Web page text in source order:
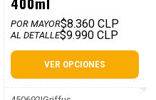
POR MAYOR$8.360 CLP
AL DETALLE$9.990 CLP
VER OPCIONES